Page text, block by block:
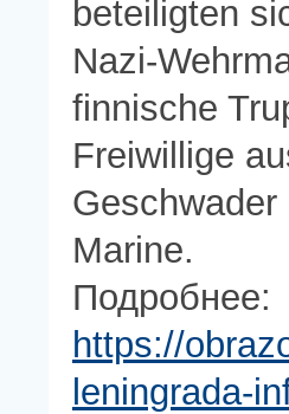
beteiligten
Nazi-
finnische
Freiwillige
Marine.
Подробнее:
https://
leningrada-